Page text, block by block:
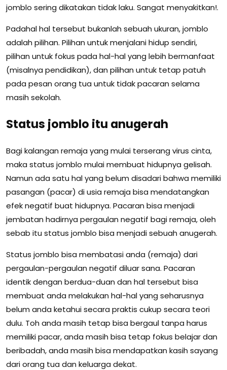
jomblo sering dikatakan tidak laku. Sangat menyakitkan!.
Padahal hal tersebut bukanlah sebuah ukuran, jomblo
adalah pilihan. Pilihan untuk menjalani hidup sendiri,
pilihan untuk fokus pada hal-hal yang lebih bermanfaat
(misalnya pendidikan), dan pilihan untuk tetap patuh
pada pesan orang tua untuk tidak pacaran selama
masih sekolah.
Status jomblo itu anugerah
Bagi kalangan remaja yang mulai terserang virus cinta,
maka status jomblo mulai membuat hidupnya gelisah.
Namun ada satu hal yang belum disadari bahwa memiliki
pasangan (pacar) di usia remaja bisa mendatangkan
efek negatif buat hidupnya. Pacaran bisa menjadi
jembatan hadirnya pergaulan negatif bagi remaja, oleh
sebab itu status jomblo bisa menjadi sebuah anugerah.
Status jomblo bisa membatasi anda (remaja) dari
pergaulan-pergaulan negatif diluar sana. Pacaran
identik dengan berdua-duan dan hal tersebut bisa
membuat anda melakukan hal-hal yang seharusnya
belum anda ketahui secara praktis cukup secara teori
dulu. Toh anda masih tetap bisa bergaul tanpa harus
memiliki pacar, anda masih bisa tetap fokus belajar dan
beribadah, anda masih bisa mendapatkan kasih sayang
dari orang tua dan keluarga dekat.